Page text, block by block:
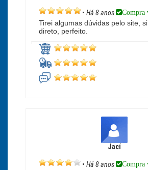
• Há 8 anos Compra
Tirei algumas dúvidas pelo site,
direto, perfeito.
Jací
• Há 8 anos Compra